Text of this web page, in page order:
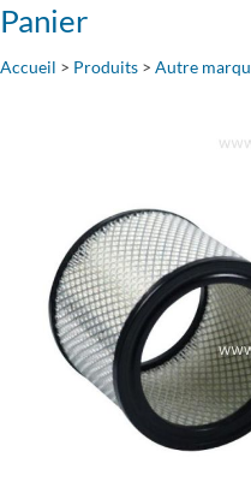
Panier
Accueil > Produits > Autre